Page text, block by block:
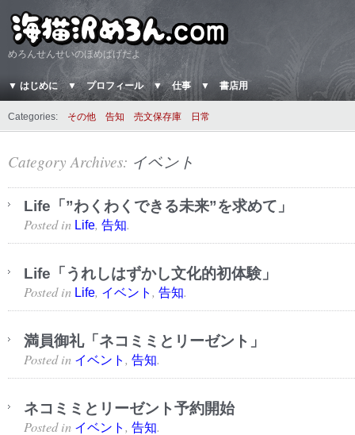
めろんせんせいのほめぱげだよ
▼ はじめに ▼ プロフィール ▼ 仕事 ▼ 書店用
Categories: その他 告知 売文保存庫 日常
Category Archives: イベント
Life「”わくわくできる未来”を求めて」
Posted in Life, 告知.
Life「うれしはずかし文化的初体験」
Posted in Life, イベント , 告知.
満員御礼「ネコミミとリーゼント」
Posted in イベント , 告知.
ネコミミとリーゼント予約開始
Posted in イベント , 告知.